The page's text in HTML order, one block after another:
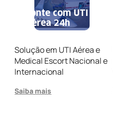
Conte com UTI
Aérea 24h
Solução em UTI Aérea e
Medical Escort Nacional e
Internacional
Saiba mais